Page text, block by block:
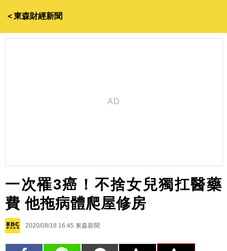
＜東森財經新聞
一次罹3癌！不捨女兒獨扛醫藥
費 他拖病體爬屋修房
2020/08/18 16:45 東森新聞